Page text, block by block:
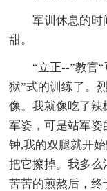
军训休息的时间
甜。
“立正--”教官“
狱”式的训练了。
像。我就像吃了辣
军姿，可是站军
钟,我的双腿就开
把它擦掉。我多么
苦苦的煎熬后，终